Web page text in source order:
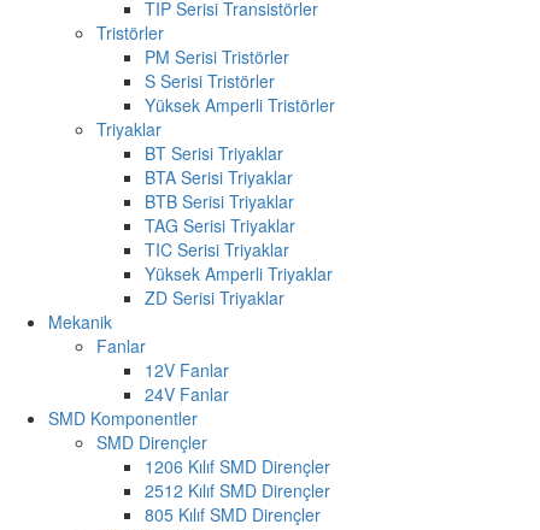
TIP Serisi Transistörler
Tristörler
PM Serisi Tristörler
S Serisi Tristörler
Yüksek Amperli Tristörler
Triyaklar
BT Serisi Triyaklar
BTA Serisi Triyaklar
BTB Serisi Triyaklar
TAG Serisi Triyaklar
TIC Serisi Triyaklar
Yüksek Amperli Triyaklar
ZD Serisi Triyaklar
Mekanik
Fanlar
12V Fanlar
24V Fanlar
SMD Komponentler
SMD Dirençler
1206 Kılıf SMD Dirençler
2512 Kılıf SMD Dirençler
805 Kılıf SMD Dirençler